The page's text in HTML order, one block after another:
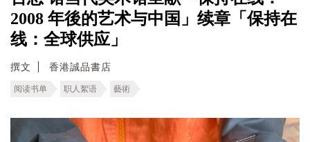
2008 年後的艺术与中国」续章「保持在
线：全球供应」
撰文 香港誠品書店
阅读书单 职人絮语 藝術